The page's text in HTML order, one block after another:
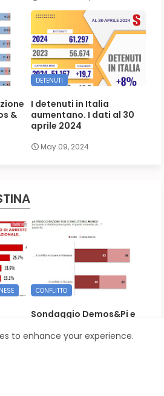
&
DETENUTI
I detenuti in Italia
aumentano. I dati al 30
aprile 2024
May 09, 2024
di
CONFLITTO
Sondaggio Demos&Pi e
Repubblica sul conflitto
to enhance your experience.